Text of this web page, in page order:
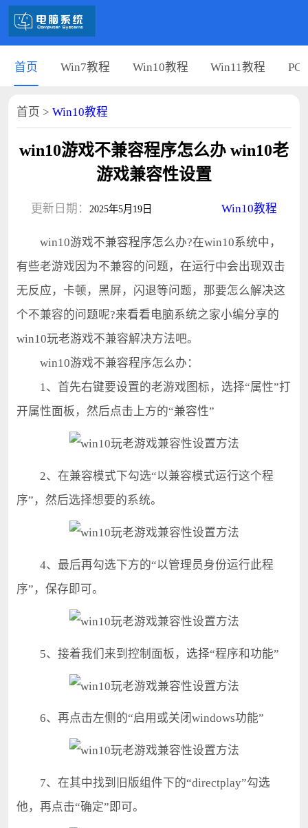
首页 Win7教程 Win10教程 Win11教程 PC
首页 > Win10教程
win10游戏不兼容程序怎么办 win10老
游戏兼容性设置
更新日期： 2025年5月19日 Win10教程
win10游戏不兼容程序怎么办?在win10系统中，
有些老游戏因为不兼容的问题，在运行中会出现双击
无反应，卡顿，黑屏，闪退等问题，那要怎么解决这
个不兼容的问题呢?来看看电脑系统之家小编分享的
win10玩老游戏不兼容解决方法吧。
win10游戏不兼容程序怎么办：
1、首先右键要设置的老游戏图标，选择“属性”打
开属性面板，然后点击上方的“兼容性”
2、在兼容模式下勾选“以兼容模式运行这个程
序”，然后选择想要的系统。
4、最后再勾选下方的“以管理员身份运行此程
序”，保存即可。
5、接着我们来到控制面板，选择“程序和功能”
6、再点击左侧的“启用或关闭windows功能”
7、在其中找到旧版组件下的“directplay”勾选
他，再点击“确定”即可。